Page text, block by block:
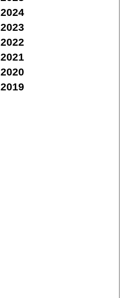
2024
2023
2022
2021
2020
2019